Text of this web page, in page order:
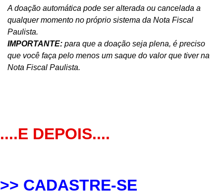
A doação automática pode ser alterada ou cancelada a
qualquer momento no próprio sistema da Nota Fiscal
Paulista.
IMPORTANTE: para que a doação seja plena, é preciso
que você faça pelo menos um saque do valor que tiver na
Nota Fiscal Paulista.
....E DEPOIS....
>> CADASTRE-SE